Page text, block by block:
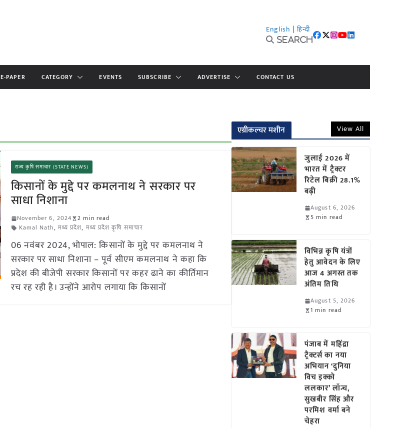
English | हिन्दी
Search
E-PAPER CATEGORY EVENTS SUBSCRIBE ADVERTISE CONTACT US
राज्य कृषि समाचार (STATE NEWS)
किसानों के मुद्दे पर कमलनाथ ने सरकार पर
साधा निशाना
November 6, 2024
2 min read
Kamal Nath, मध्य प्रदेश, मध्य प्रदेश कृषि समाचार
06 नवंबर 2024, भोपाल: किसानों के मुद्दे पर कमलनाथ ने
सरकार पर साधा निशाना – पूर्व सीएम कमलनाथ ने कहा कि
प्रदेश की बीजेपी सरकार किसानों पर कहर ढाने का कीर्तिमान
रच रह रही है। उन्होंने आरोप लगाया कि किसानों
एग्रीकल्चर मशीन View All
जुलाई 2026 में
भारत में ट्रैक्टर
रिटेल बिक्री 28.1%
बढ़ी
August 6, 2026
5 min read
विभिन्न कृषि यंत्रों
हेतु आवेदन के लिए
आज 4 अगस्त तक
अंतिम तिथि
August 5, 2026
1 min read
पंजाब में महिंद्रा
ट्रैक्टर्स का नया
अभियान ‘दुनिया
विच इक्को
ललकार’ लॉन्च,
सुखबीर सिंह और
परमिश वर्मा बने
चेहरा